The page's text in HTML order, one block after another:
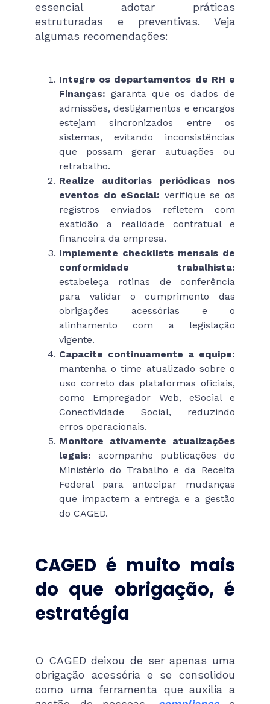
essencial adotar práticas
estruturadas e preventivas. Veja
algumas recomendações:
Integre os departamentos de RH e
Finanças: garanta que os dados de
admissões, desligamentos e encargos
estejam sincronizados entre os
sistemas, evitando inconsistências
que possam gerar autuações ou
retrabalho.
Realize auditorias periódicas nos
eventos do eSocial: verifique se os
registros enviados refletem com
exatidão a realidade contratual e
financeira da empresa.
Implemente checklists mensais de
conformidade trabalhista:
estabeleça rotinas de conferência
para validar o cumprimento das
obrigações acessórias e o
alinhamento com a legislação
vigente.
Capacite continuamente a equipe:
mantenha o time atualizado sobre o
uso correto das plataformas oficiais,
como Empregador Web, eSocial e
Conectividade Social, reduzindo
erros operacionais.
Monitore ativamente atualizações
legais: acompanhe publicações do
Ministério do Trabalho e da Receita
Federal para antecipar mudanças
que impactem a entrega e a gestão
do CAGED.
CAGED é muito mais
do que obrigação, é
estratégia
O CAGED deixou de ser apenas uma
obrigação acessória e se consolidou
como uma ferramenta que auxilia a